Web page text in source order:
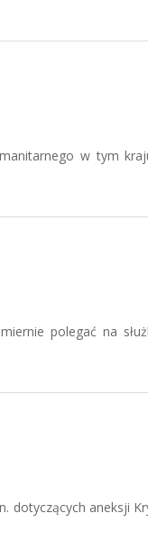
w tym
polegać na
dotyczących aneksji